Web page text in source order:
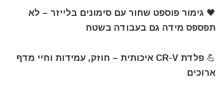
🖤 גימור פוספט שחור עם סימונים בלייזר – לא
תפספס מידה גם בעבודה בשטח
💪 פלדת CR-V איכותית – חוזק, עמידות וחיי מדף
ארוכים